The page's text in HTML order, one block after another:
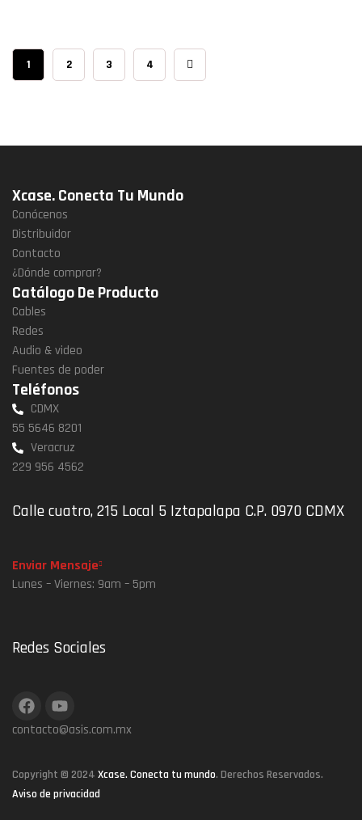
1 2 3 4
Xcase. Conecta Tu Mundo
Conócenos
Distribuidor
Contacto
¿Dónde comprar?
Catálogo De Producto
Cables
Redes
Audio & video
Fuentes de poder
Teléfonos
CDMX
55 5646 8201
Veracruz
229 956 4562
Calle cuatro, 215 Local 5 Iztapalapa C.P. 0970 CDMX
Enviar Mensaje
Lunes – Viernes: 9am – 5pm
Redes Sociales
contacto@asis.com.mx
Copyright © 2024 Xcase. Conecta tu mundo. Derechos Reservados.
Aviso de privacidad